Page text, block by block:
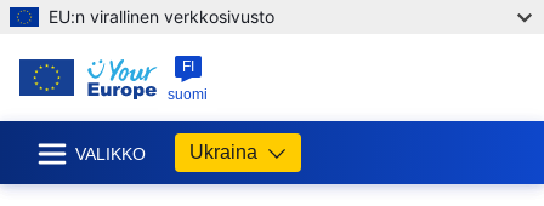
EU:n virallinen verkkosivusto
FI
suomi
VALIKKO Ukraina